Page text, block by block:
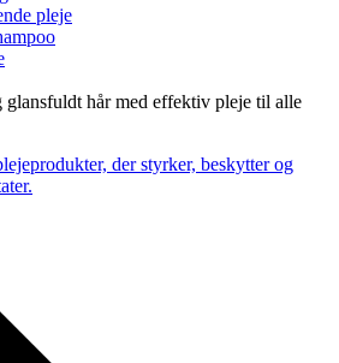
pleje
glansfuldt hår med effektiv pleje til alle
der styrker, beskytter og